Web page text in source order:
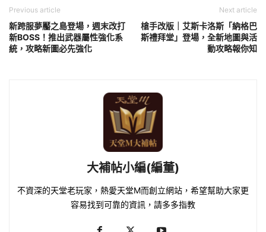
Previous article
新跨服夢靨之島登場，週末改打
新BOSS！推出武器屬性強化系
統，攻略新圖必先強化
Next article
槍手改版｜艾斯卡洛斯「納格巴
斯禮拜堂」登場，全新地圖與活
動攻略報你知
大補帖小編(編董)
不資深的天堂老玩家，熱愛天堂M而創立網站，希望幫助大家更
容易找到可靠的資訊，請多多指教